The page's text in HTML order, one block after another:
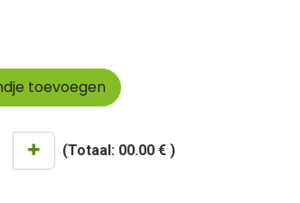
toevoegen
(Totaal: 00.00 € )